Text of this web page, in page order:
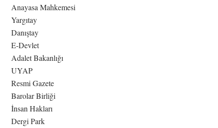
Anayasa Mahkemesi
Yargıtay
Danıştay
E-Devlet
Adalet Bakanlığı
UYAP
Resmi Gazete
Barolar Birliği
İnsan Hakları
Dergi Park